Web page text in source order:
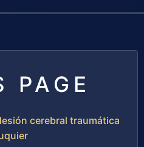
PAGE
cerebral traumática